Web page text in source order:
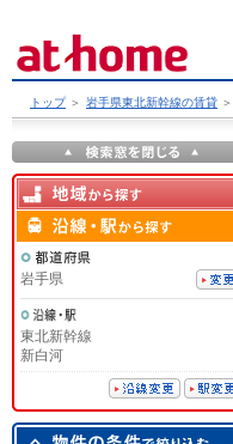
トップ ＞ 岩手県東北新幹線の賃貸 ＞
岩手県
東北新幹線
新白河